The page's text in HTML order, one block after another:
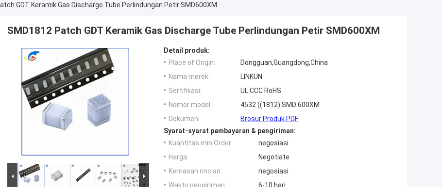
GDT Keramik Gas Discharge Tube Perlindungan Petir SMD600XM
SMD1812 Patch GDT Keramik Gas Discharge Tube Perlindungan Petir SMD600XM
Detail produk:
Place of Origin:
Dongguan,Guangdong,China
Nama merek:
LINKUN
Sertifikasi:
UL CCC RoHS
Nomor model:
4532 ((1812) SMD 600XM
Dokumen:
Brosur Produk PDF
Syarat-syarat pembayaran & pengiriman:
Kuantitas min Order:
negosiasi
Harga:
Negotiate
Kemasan rincian:
negosiasi
Waktu pengiriman:
6-10 hari